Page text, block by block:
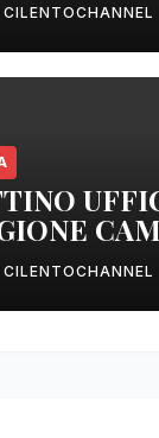
CILENTOCHANNEL
22.00
CILENTOCHANNEL